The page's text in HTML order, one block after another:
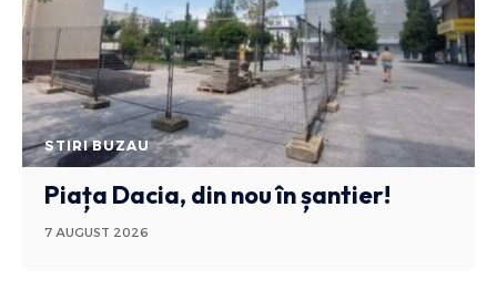
STIRI BUZAU
Piața Dacia, din nou în șantier!
7 AUGUST 2026